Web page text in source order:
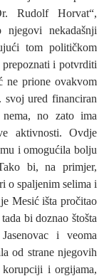
Rudolf Horvat“,
nekadašnji
tom političkom
prepoznati i potvrditi
ne prione ovakvom
svoj ured financiran
no zato ima
aktivnosti. Ovdje
i omogućila bolju
bi, na primjer,
o spaljenim selima i
Mesić išta pročitao
bi doznao štošta
i veoma
od strane njegovih
i orgijama,